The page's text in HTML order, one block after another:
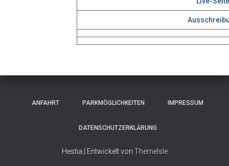
ANFAHRT PARKMÖGLICHKEITEN IMPRESSUM
DATENSCHUTZERKLÄRUNG
Hestia | Entwickelt von ThemeIsle